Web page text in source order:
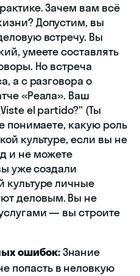
Зачем вам всё
Допустим, вы
встречу. Вы
умеете составлять
Но встреча
а с разговора о
«Реала». Ваш
el partido?" (Ты
понимаете, какую роль
культуре, если вы не
и не можете
уже создали
культуре личные
деловым. Вы не
— вы строите
ошибок:Знание
попасть в неловкую